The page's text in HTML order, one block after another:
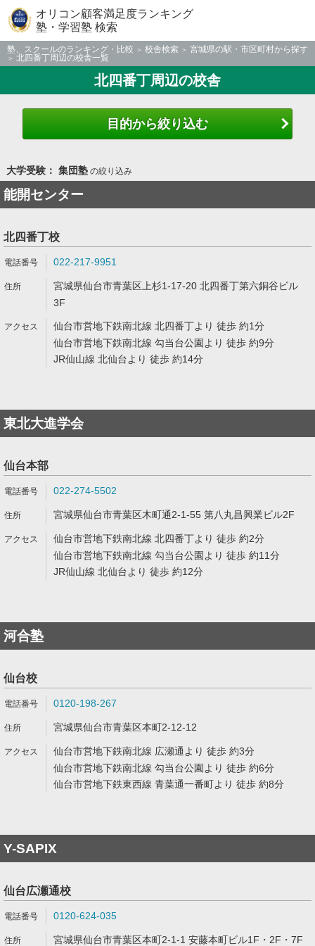
オリコン顧客満足度ランキング
塾・学習塾 検索
塾、スクールのランキング・比較 校舎検索
宮城県の駅・市区町村から探す
北四番丁周辺の校舎一覧
北四番丁周辺の校舎
目的から絞り込む
大学受験： 集団塾の絞り込み
能開センター
北四番丁校
022-217-9951
宮城県仙台市青葉区上杉1-17-20 北四番丁第六銅谷ビル
3F
仙台市営地下鉄南北線 北四番丁より 徒歩 約1分
仙台市営地下鉄南北線 勾当台公園より 徒歩 約9分
JR仙山線 北仙台より 徒歩 約14分
東北大進学会
仙台本部
022-274-5502
宮城県仙台市青葉区木町通2-1-55 第八丸昌興業ビル2F
仙台市営地下鉄南北線 北四番丁より 徒歩 約2分
仙台市営地下鉄南北線 勾当台公園より 徒歩 約11分
JR仙山線 北仙台より 徒歩 約12分
河合塾
仙台校
0120-198-267
宮城県仙台市青葉区本町2-12-12
仙台市営地下鉄南北線 広瀬通より 徒歩 約3分
仙台市営地下鉄南北線 勾当台公園より 徒歩 約6分
仙台市営地下鉄東西線 青葉通一番町より 徒歩 約8分
Y-SAPIX
仙台広瀬通校
0120-624-035
宮城県仙台市青葉区本町2-1-1 安藤本町ビル1F・2F・7F